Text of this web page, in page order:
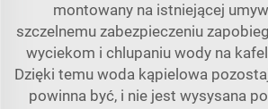
montowany na istniejącej
szczelnemu zabezpieczeniu
wyciekom i chlupaniu wody na
Dzięki temu woda kąpielowa
powinna być, i nie jest wysysana